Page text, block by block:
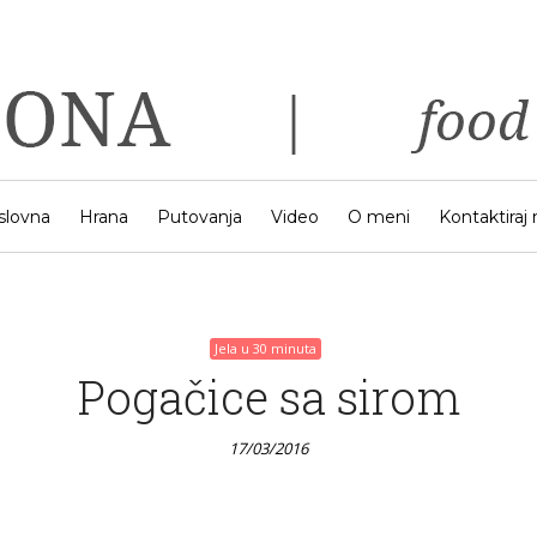
Hrana Putovanja Video O meni Kontaktiraj
Proljetni quiche
17/03/2016
Jela u 30 minuta
Pogačice sa sirom
17/03/2016